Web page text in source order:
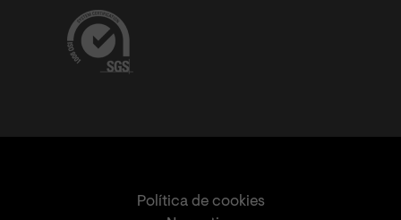
Política de cookies